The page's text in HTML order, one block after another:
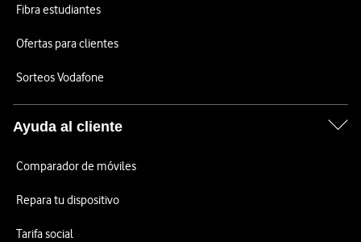
Fibra estudiantes
Ofertas para clientes
Sorteos Vodafone
Ayuda al cliente
Comparador de móviles
Repara tu dispositivo
Tarifa social